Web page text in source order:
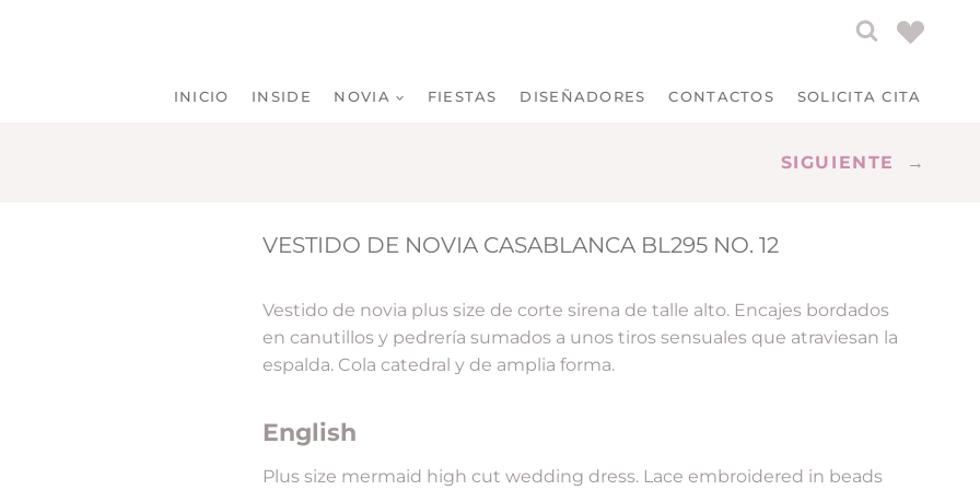
INICIO INSIDE NOVIA FIESTAS DISEÑADORES CONTACTOS SOLICITA CITA
SIGUIENTE →
VESTIDO DE NOVIA CASABLANCA BL295 NO. 12
Vestido de novia plus size de corte sirena de talle alto. Encajes bordados
en canutillos y pedrería sumados a unos tiros sensuales que atraviesan la
espalda. Cola catedral y de amplia forma.
English
Plus size mermaid high cut wedding dress. Lace embroidered in beads